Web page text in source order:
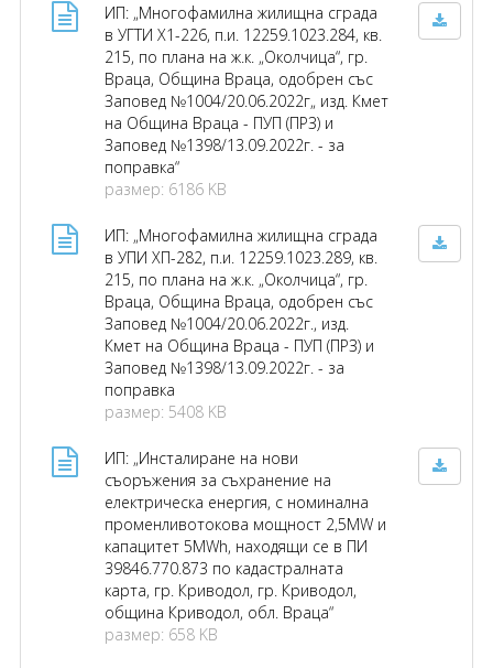
ИП: „Многофамилна жилищна сграда
в УГТИ Х1-226, п.и. 12259.1023.284, кв.
215, по плана на ж.к. „Околчица“, гр.
Враца, Община Враца, одобрен със
Заповед №1004/20.06.2022г„ изд. Кмет
на Община Враца - ПУП (ПРЗ) и
Заповед №1398/13.09.2022г. - за
поправка“
размер: 6186 KB
ИП: „Многофамилна жилищна сграда
в УПИ ХП-282, п.и. 12259.1023.289, кв.
215, по плана на ж.к. „Околчица“, гр.
Враца, Община Враца, одобрен със
Заповед №1004/20.06.2022г., изд.
Кмет на Община Враца - ПУП (ПРЗ) и
Заповед №1398/13.09.2022г. - за
поправка
размер: 5408 KB
ИП: „Инсталиране на нови
съоръжения за съхранение на
електрическа енергия, с номинална
променливотокова мощност 2,5MW и
капацитет 5MWh, находящи се в ПИ
39846.770.873 по кадастралната
карта, гр. Криводол, гр. Криводол,
община Криводол, обл. Враца“
размер: 658 KB